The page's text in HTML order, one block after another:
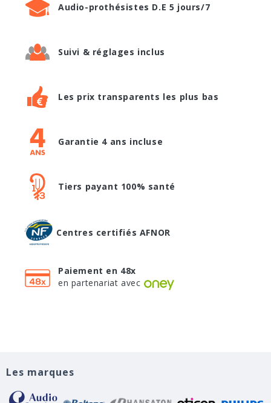
Audio-prothésistes D.E 5 jours/7
Suivi & réglages inclus
Les prix transparents les plus bas
Garantie 4 ans incluse
Tiers payant 100% santé
Centres certifiés AFNOR
Paiement en 48x
en partenariat avec
Les marques